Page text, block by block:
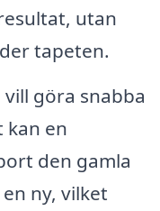
utan
tapeten.
vill göra snabba
en
den gamla
ny, vilket